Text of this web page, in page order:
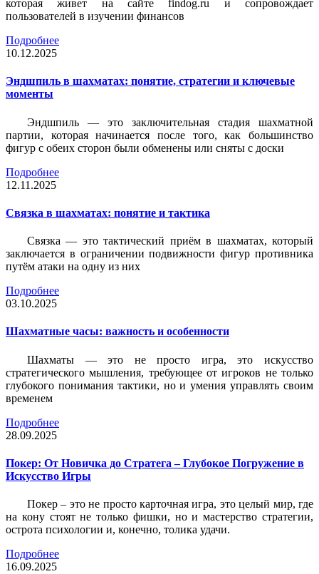
которая живет на сайте findog.ru и сопровождает
пользователей в изучении финансов
Подробнее
10.12.2025
Эндшпиль в шахматах: понятие, стратегии и ключевые
моменты
Эндшпиль — это заключительная стадия шахматной
партии, которая начинается после того, как большинство
фигур с обеих сторон были обменены или сняты с доски
Подробнее
12.11.2025
Связка в шахматах: понятие и тактика
Связка — это тактический приём в шахматах, который
заключается в ограничении подвижности фигур противника
путём атаки на одну из них
Подробнее
03.10.2025
Шахматные часы: важность и особенности
Шахматы — это не просто игра, это искусство
стратегического мышления, требующее от игроков не только
глубокого понимания тактики, но и умения управлять своим
временем
Подробнее
28.09.2025
Покер: От Новичка до Стратега – Глубокое Погружение в
Искусство Игры
Покер – это не просто карточная игра, это целый мир, где
на кону стоят не только фишки, но и мастерство стратегии,
острота психологии и, конечно, толика удачи.
Подробнее
16.09.2025